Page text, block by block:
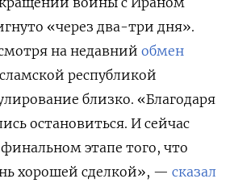
«через два-три дня».
на недавний обмен
республикой
близко. «Благодаря
остановиться. И сейчас
этапе того, что
хорошей сделкой», — сказал